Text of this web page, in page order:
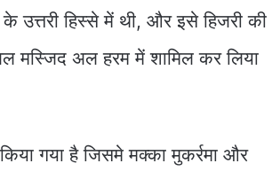
हिस्से में थी, और इसे हिजरी की
मस्जिद अल हरम में शामिल कर लिया
गया है जिसमे मक्का मुकर्रमा और